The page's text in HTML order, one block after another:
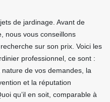
de jardinage. Avant de
nous vous conseillons
sur son prix. Voici les
professionnel, ce sont :
de vos demandes, la
et la réputation
qu’il en soit, comparable à